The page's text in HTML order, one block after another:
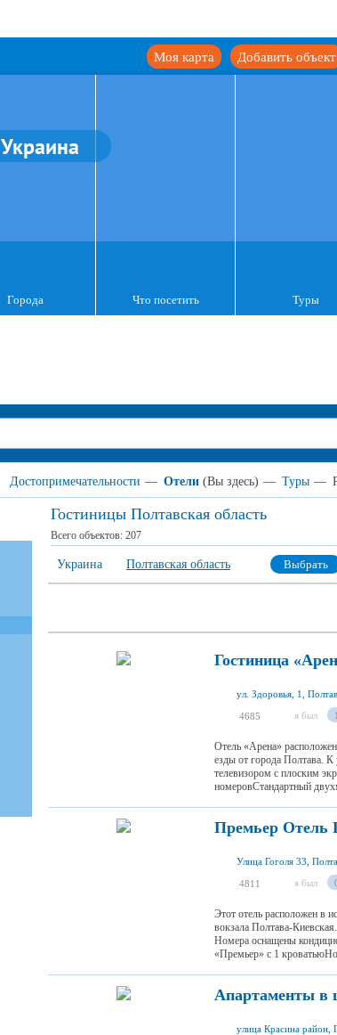
Добавить объект
Моя карта
Украина
Города Что посетить Туры
Достопримечательности — Отели (Вы здесь) — Туры —
Гостиницы Полтавская область
Всего объектов: 207
Украина Полтавская область Выбрать
Гостиница
ул. Здоровья, 1,
4685 я был 1
Отель «Арена»
езды от города Полтава.
телевизором с плоским
номеровСтандартный
Премьер Отель
Улица Гоголя 33,
4811 я был
Этот отель расположен в
вокзала Полтава-
Номера оснащены
«Премьер» с 1
Апартаменты в
улица Красина район,